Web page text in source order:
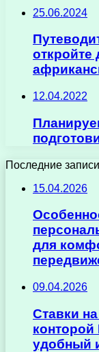
25.06.2024
откройте
12.04.2022
Последние записи
15.04.2026
для
09.04.2026
Ставки
удобный